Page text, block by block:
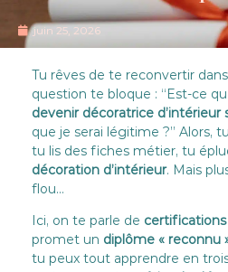
juin 25, 2026
Tu rêves de te reconvertir
question te bloque : “Est-ce
devenir décoratrice d’intérieur
que je serai légitime ?” Alors,
tu lis des fiches métier, tu
décoration d’intérieur. Mais
flou…
Ici, on te parle de
promet un diplôme « reconnu
tu peux tout apprendre en